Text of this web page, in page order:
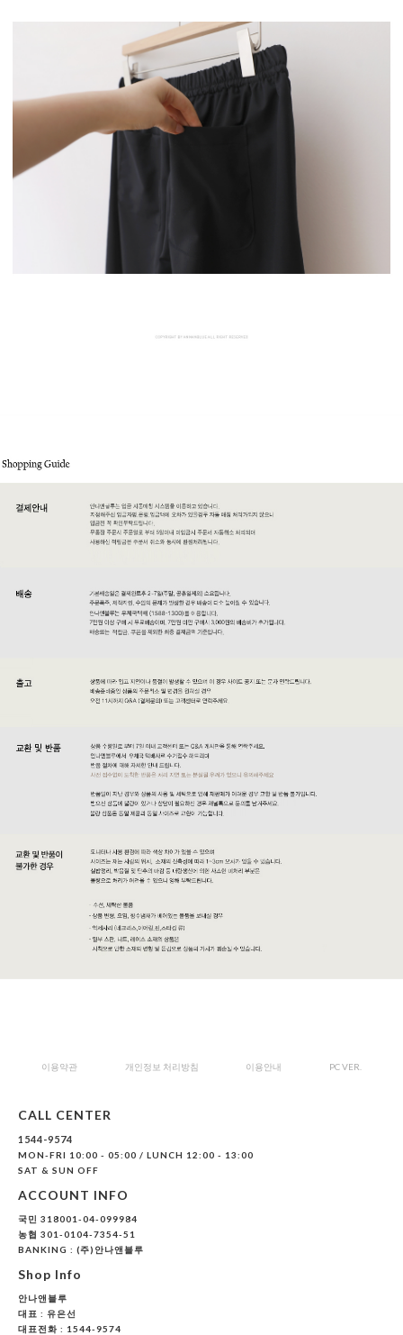
이용약관 개인정보 처리방침 이용안내 PC VER.
CALL CENTER
1544-9574
MON-FRI 10:00 - 05:00 / LUNCH 12:00 - 13:00
SAT & SUN OFF
ACCOUNT INFO
국민 318001-04-099984
농협 301-0104-7354-51
BANKING : (주)안나앤블루
Shop Info
안나앤블루
대표 : 유은선
대표전화 : 1544-9574